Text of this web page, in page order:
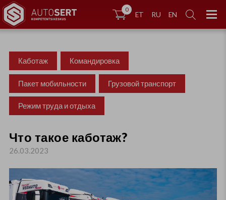


0
ET RU EN
Каботаж Командировка
Пакет мобильности Грузовой транспорт
Режим труда и отдыха
Что такое каботаж?
26.03.2023